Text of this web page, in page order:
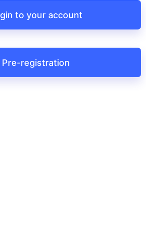
to your account
Pre-registration